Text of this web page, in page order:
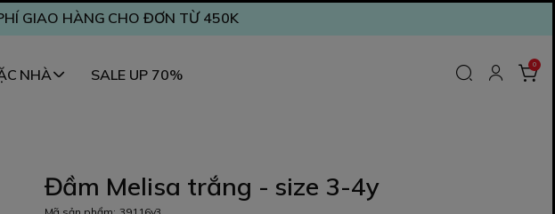
GIAO HÀNG CHO ĐƠN TỪ 450K
NHÀ SALE UP 70%
0
Đầm Melisa trắng - size 3-4y